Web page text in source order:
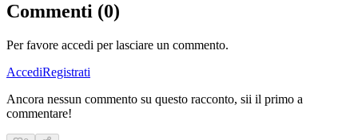
Commenti (0)
Per favore accedi per lasciare un commento.
AccediRegistrati
Ancora nessun commento su questo racconto, sii il primo a
commentare!